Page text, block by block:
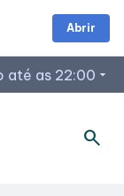
até as 22:00 arrow_drop_down
search
Abrir